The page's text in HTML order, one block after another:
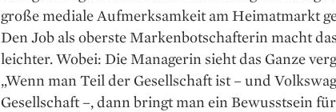
große mediale Aufmerksamkeit am Heimatmarkt
Den Job als oberste Markenbotschafterin macht
leichter. Wobei: Die Managerin sieht das Ganze
„Wenn man Teil der Gesellschaft ist – und
Gesellschaft –, dann bringt man ein Bewusstsein